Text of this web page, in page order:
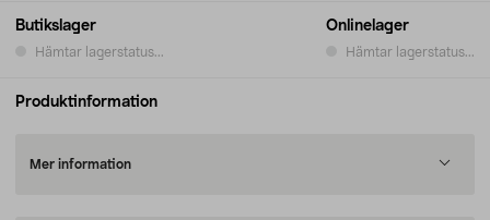
Butikslager
Hämtar lagerstatus...
Onlinelager
Hämtar lagerstatus...
Produktinformation
Mer information